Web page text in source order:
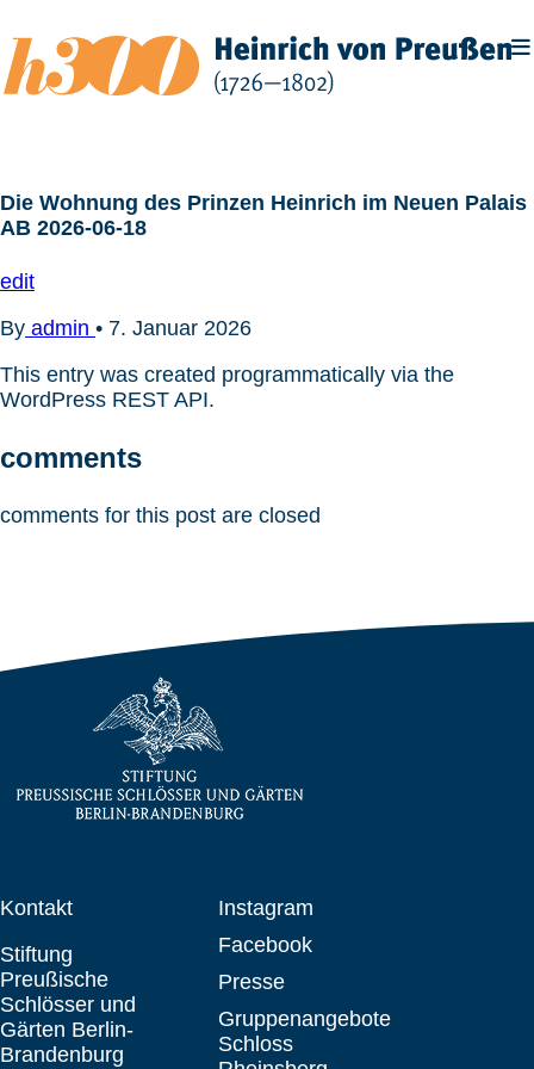
Inhalt
springen
Die Wohnung des Prinzen Heinrich im Neuen Palais
AB 2026-06-18
edit
By admin • 7. Januar 2026
This entry was created programmatically via the
WordPress REST API.
comments
comments for this post are closed
Kontakt
Stiftung
Preußische
Schlösser und
Gärten Berlin-
Brandenburg
Instagram
Facebook
Presse
Gruppenangebote
Schloss